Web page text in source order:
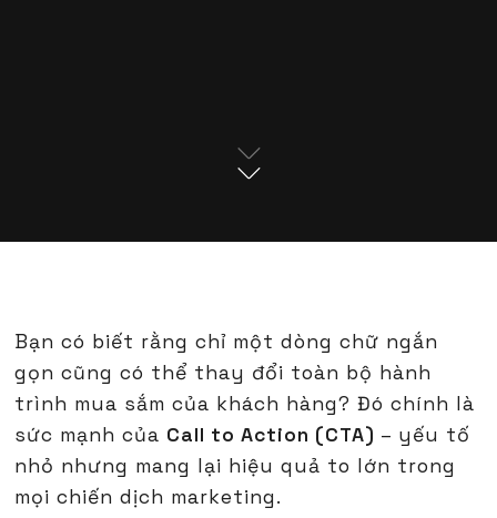
Bạn có biết rằng chỉ một dòng chữ ngắn
gọn cũng có thể thay đổi toàn bộ hành
trình mua sắm của khách hàng? Đó chính là
sức mạnh của Call to Action (CTA) – yếu tố
nhỏ nhưng mang lại hiệu quả to lớn trong
mọi chiến dịch marketing.